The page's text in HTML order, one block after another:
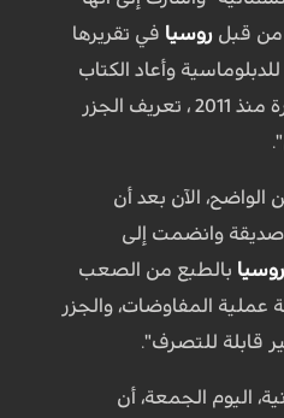
من قبل روسيا في تقريرها
وأعاد الكتاب
الأزرق لهذا العام ولأول مرة منذ 2011 ، تعريف الجزر
الآن بعد أن
صديقة وانضمت إلى
بالطبع من الصعب
عملية المفاوضات، والجزر
قابلة للتصرف".
اليوم الجمعة، أن